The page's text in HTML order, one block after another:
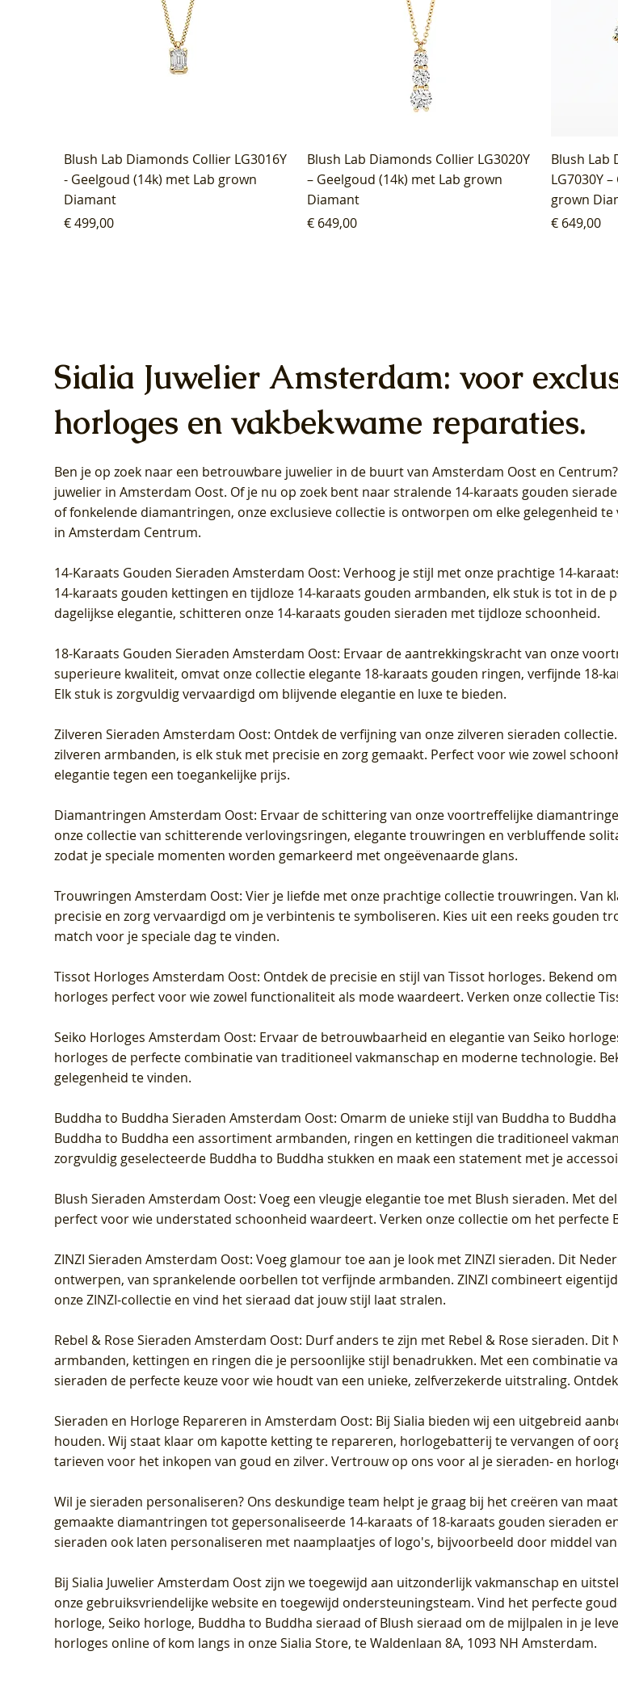
Blush Lab Diamonds Collier LG3016Y
- Geelgoud (14k) met Lab grown
Diamant
Prijs
€ 499,00
Blush Lab Diamonds Collier LG3020Y
– Geelgoud (14k) met Lab grown
Diamant
Prijs
€ 649,00
Blush Lab
LG7030Y
grown
Prijs
€ 649,00
Blush Lab Diamonds Oorhangers
LG9006Y/S - Geelgoud (14k) met Lab
grown Diamant
Blush Lab Diamonds Oorhangers
LG9007Y/S - Geelgoud (14k) met Lab
grown Diamant
Blush Lab
Geelgoud
Diamant
Blush Lab Diamonds Collier LG3019Y
– Geelgoud (14k) met Lab grown
Diamant
Blush Lab Diamonds Ring LG1042Y –
Geelgoud (14k) met Lab grown
Diamant
Blush Lab
LG7027Y
grown
Blush Lab Diamonds Ring LG1031Y -
Geelgoud (14k) met Lab grown
Diamant
Blush Lab Diamonds Ring LG1044Y –
Geelgoud (14k) met Lab grown
Diamant
Blush Lab
LG7026Y
grown
Sialia Juwelier Amsterdam: voor
horloges en vakbekwame reparaties.
Ben je op zoek naar een betrouwbare juwelier in de buurt van Amsterdam Oost en Centrum
juwelier in Amsterdam Oost. Of je nu op zoek bent naar stralende 14-karaats gouden
of fonkelende diamantringen, onze exclusieve collectie is ontworpen om elke gelegenheid te
in Amsterdam Centrum.
14-Karaats Gouden Sieraden Amsterdam Oost: Verhoog je stijl met onze prachtige 14-
14-karaats gouden kettingen en tijdloze 14-karaats gouden armbanden, elk stuk is tot in de
dagelijkse elegantie, schitteren onze 14-karaats gouden sieraden met tijdloze schoonheid.
18-Karaats Gouden Sieraden Amsterdam Oost: Ervaar de aantrekkingskracht van onze
superieure kwaliteit, omvat onze collectie elegante 18-karaats gouden ringen, verfijnde 18-
Elk stuk is zorgvuldig vervaardigd om blijvende elegantie en luxe te bieden.
Zilveren Sieraden Amsterdam Oost: Ontdek de verfijning van onze zilveren sieraden
zilveren armbanden, is elk stuk met precisie en zorg gemaakt. Perfect voor wie zowel
elegantie tegen een toegankelijke prijs.
Diamantringen Amsterdam Oost: Ervaar de schittering van onze voortreffelijke
onze collectie van schitterende verlovingsringen, elegante trouwringen en verbluffende
zodat je speciale momenten worden gemarkeerd met ongeëvenaarde glans.
Trouwringen Amsterdam Oost: Vier je liefde met onze prachtige collectie trouwringen.
precisie en zorg vervaardigd om je verbintenis te symboliseren. Kies uit een reeks
match voor je speciale dag te vinden.
Tissot Horloges Amsterdam Oost: Ontdek de precisie en stijl van Tissot horloges. Bekend
horloges perfect voor wie zowel functionaliteit als mode waardeert. Verken onze collectie
Seiko Horloges Amsterdam Oost: Ervaar de betrouwbaarheid en elegantie van Seiko
horloges de perfecte combinatie van traditioneel vakmanschap en moderne technologie.
gelegenheid te vinden.
Buddha to Buddha Sieraden Amsterdam Oost: Omarm de unieke stijl van Buddha to
Buddha to Buddha een assortiment armbanden, ringen en kettingen die traditioneel
zorgvuldig geselecteerde Buddha to Buddha stukken en maak een statement met je
Blush Sieraden Amsterdam Oost: Voeg een vleugje elegantie toe met Blush sieraden. Met
perfect voor wie understated schoonheid waardeert. Verken onze collectie om het perfecte
ZINZI Sieraden Amsterdam Oost: Voeg glamour toe aan je look met ZINZI sieraden. Dit
ontwerpen, van sprankelende oorbellen tot verfijnde armbanden. ZINZI combineert
onze ZINZI-collectie en vind het sieraad dat jouw stijl laat stralen.
Rebel & Rose Sieraden Amsterdam Oost: Durf anders te zijn met Rebel & Rose sieraden.
armbanden, kettingen en ringen die je persoonlijke stijl benadrukken. Met een combinatie
sieraden de perfecte keuze voor wie houdt van een unieke, zelfverzekerde uitstraling.
Sieraden en Horloge Repareren in Amsterdam Oost: Bij Sialia bieden wij een uitgebreid
houden. Wij staat klaar om kapotte ketting te repareren, horlogebatterij te vervangen of
tarieven voor het inkopen van goud en zilver. Vertrouw op ons voor al je sieraden- en
Wil je sieraden personaliseren? Ons deskundige team helpt je graag bij het creëren van
gemaakte diamantringen tot gepersonaliseerde 14-karaats of 18-karaats gouden sieraden
sieraden ook laten personaliseren met naamplaatjes of logo's, bijvoorbeeld door middel van
BijSialia Juwelier Amsterdam Oostzijn we toegewijd aan uitzonderlijk vakmanschap en
onze gebruiksvriendelijke website en toegewijd ondersteuningsteam. Vind het perfecte
horloge, Seiko horloge, Buddha to Buddha sieraad of Blush sieraad om de mijlpalen in je
horloges online of kom langs in onze Sialia Store, te Waldenlaan 8A, 1093 NH Amsterdam.